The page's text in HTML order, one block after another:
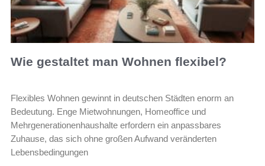
Wie gestaltet man Wohnen flexibel?
Flexibles Wohnen gewinnt in deutschen Städten enorm an
Bedeutung. Enge Mietwohnungen, Homeoffice und
Mehrgenerationenhaushalte erfordern ein anpassbares
Zuhause, das sich ohne großen Aufwand veränderten
Lebensbedingungen